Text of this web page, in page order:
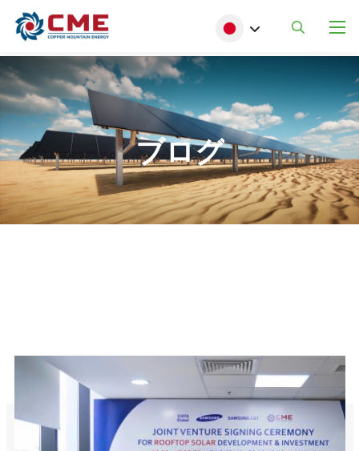
メインコンテンツに移動
Select your language
ブログ